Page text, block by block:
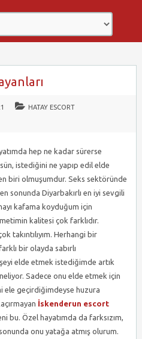
HATAY ESCORT
hep ne kadar sürerse
istediğini ne yapıp edil elde
biri olmuşumdur. Seks sektöründe
sonunda Diyarbakırlı en iyi sevgili
kafama koyduğum için
kalitesi çok farklıdır.
takıntılıyım. Herhangi bir
bir olayda sabırlı
elde etmek istediğimde artık
Sadece onu elde etmek için
ele geçirdiğimdeyse huzura
İskenderun escort
bu. Özel hayatımda da farksızım,
onu yatağa atmış olurum.